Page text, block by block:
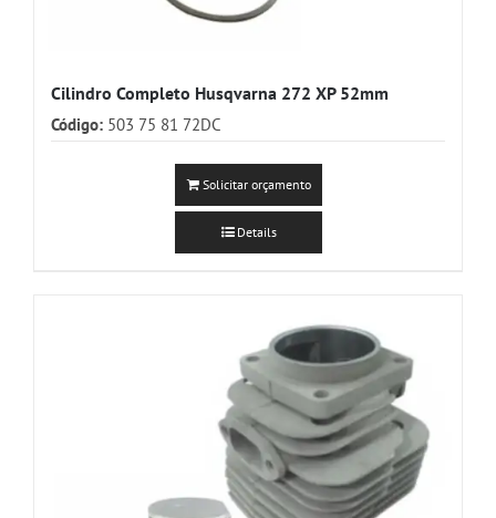
Cilindro Completo Husqvarna 272 XP 52mm
Código: 503 75 81 72DC
Solicitar orçamento
Details